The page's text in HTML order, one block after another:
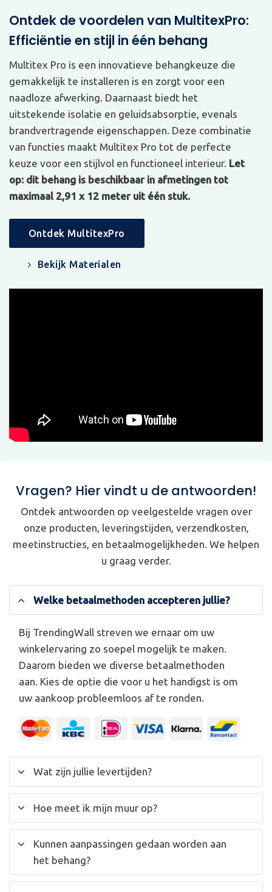
Ontdek de voordelen van MultitexPro:
Efficiëntie en stijl in één behang
Multitex Pro is een innovatieve behangkeuze die
gemakkelijk te installeren is en zorgt voor een
naadloze afwerking. Daarnaast biedt het
uitstekende isolatie en geluidsabsorptie, evenals
brandvertragende eigenschappen. Deze combinatie
van functies maakt Multitex Pro tot de perfecte
keuze voor een stijlvol en functioneel interieur. Let
op: dit behang is beschikbaar in afmetingen tot
maximaal 2,91 x 12 meter uit één stuk.
Ontdek MultitexPro
Bekijk Materialen
Vragen? Hier vindt u de antwoorden!
Ontdek antwoorden op veelgestelde vragen over
onze producten, leveringstijden, verzendkosten,
meetinstructies, en betaalmogelijkheden. We helpen
u graag verder.
Welke betaalmethoden accepteren jullie?
Bij TrendingWall streven we ernaar om uw
winkelervaring zo soepel mogelijk te maken.
Daarom bieden we diverse betaalmethoden
aan. Kies de optie die voor u het handigst is om
uw aankoop probleemloos af te ronden.
Wat zijn jullie levertijden?
Hoe meet ik mijn muur op?
Kunnen aanpassingen gedaan worden aan
het behang?